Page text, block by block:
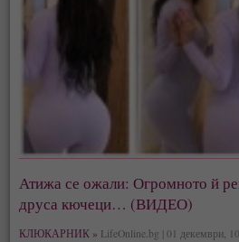
Атижа се ожали: Огромното й
друса кючеци… (ВИДЕО)
КЛЮКАРНИК » LifeOnline.bg | 01 декември,